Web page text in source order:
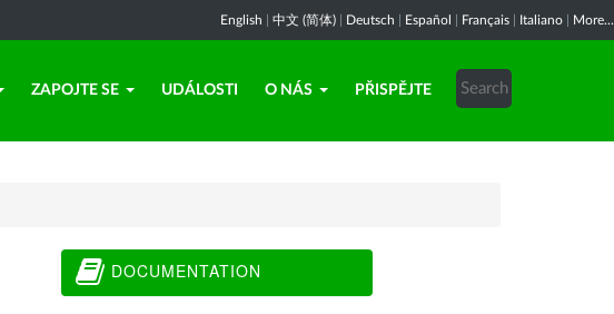
English 中文 (简体) Deutsch Español Français Italiano More...
ZAPOJTE SE UDÁLOSTI O NÁS PŘISPĚJTE
DOCUMENTATION